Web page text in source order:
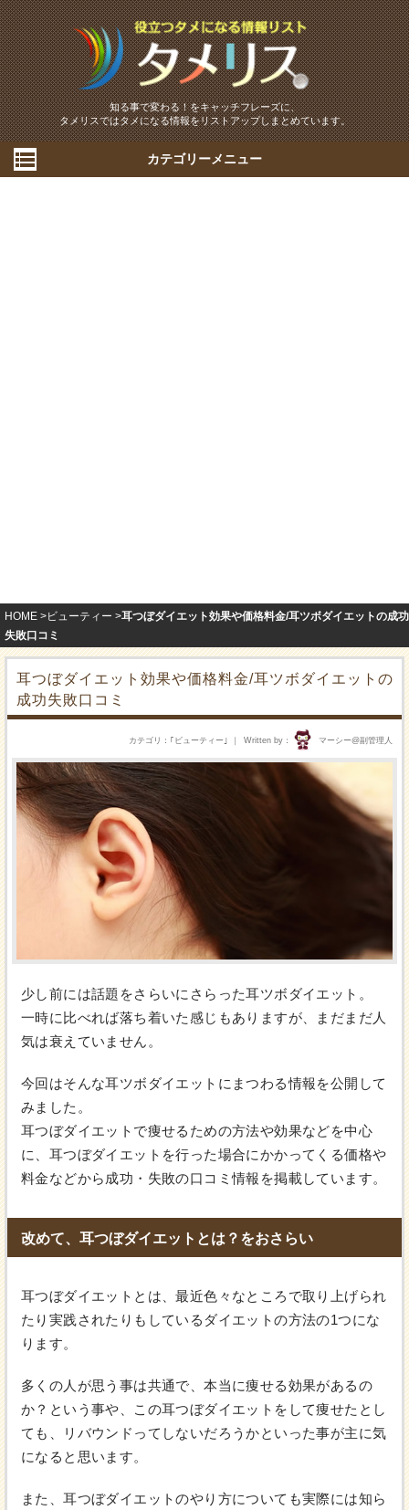
知る事で変わる！をキャッチフレーズに、
タメリスではタメになる情報をリストアップしまとめています。
カテゴリーメニュー
HOME ビューティー
耳つぼダイエット効果や価格料金/耳ツボダイエットの成功
失敗口コミ
耳つぼダイエット効果や価格料金/耳ツボダイエットの
成功失敗口コミ
Written by マーシー@副管理人
カテゴリ ｢ ビューティー ｣
少し前には話題をさらいにさらった耳ツボダイエット。
一時に比べれば落ち着いた感じもありますが、まだまだ人
気は衰えていません。
今回はそんな耳ツボダイエットにまつわる情報を公開して
みました。
耳つぼダイエットで痩せるための方法や効果などを中心
に、耳つぼダイエットを行った場合にかかってくる価格や
料金などから成功・失敗の口コミ情報を掲載しています。
改めて、耳つぼダイエットとは？をおさらい
耳つぼダイエットとは、最近色々なところで取り上げられ
たり実践されたりもしているダイエットの方法の1つにな
ります。
多くの人が思う事は共通で、本当に痩せる効果があるの
か？という事や、この耳つぼダイエットをして痩せたとし
ても、リバウンドってしないだろうかといった事が主に気
になると思います。
また、耳つぼダイエットのやり方についても実際には知ら